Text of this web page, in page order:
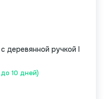
10 дней)
деревянной ручкой l